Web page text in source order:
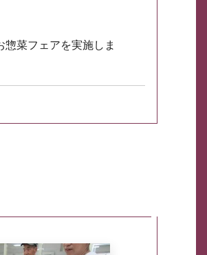
惣菜フェアを実施しま